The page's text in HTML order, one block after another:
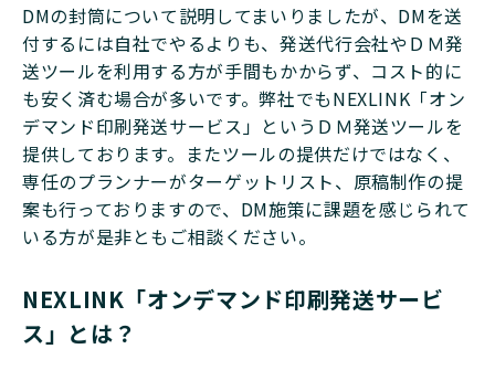
DMの封筒について説明してまいりましたが、DMを送
付するには自社でやるよりも、発送代行会社やＤＭ発
送ツールを利用する方が手間もかからず、コスト的に
も安く済む場合が多いです。弊社でもNEXLINK「オン
デマンド印刷発送サービス」というＤＭ発送ツールを
提供しております。またツールの提供だけではなく、
専任のプランナーがターゲットリスト、原稿制作の提
案も行っておりますので、DM施策に課題を感じられて
いる方が是非ともご相談ください。
NEXLINK「オンデマンド印刷発送サービ
ス」とは？